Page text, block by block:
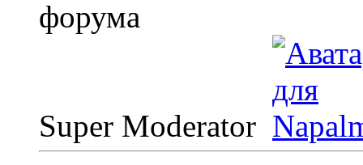
Super Moderator